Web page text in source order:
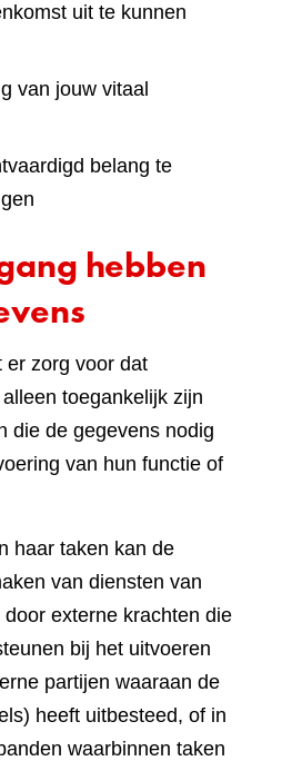
uit te kunnen
van jouw vitaal
belang te
hebben
er zorg voor dat
toegankelijk zijn
die de gegevens nodig
van hun functie of
haar taken kan de
van diensten van
externe krachten die
bij het uitvoeren
partijen waaraan de
heeft uitbesteed, of in
waarbinnen taken